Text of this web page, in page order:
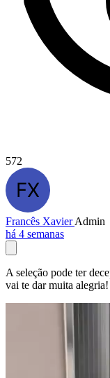
572
Francês XavierAdmin
há 4 semanas
A seleção pode ter
vai te dar muita alegria!